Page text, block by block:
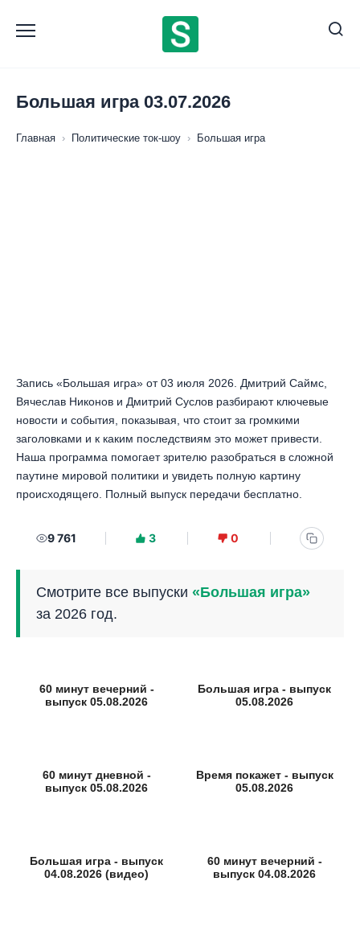
содержанию
Большая игра 03.07.2026
Главная › Политические ток-шоу › Большая игра
Запись «Большая игра» от 03 июля 2026. Дмитрий Саймс,
Вячеслав Никонов и Дмитрий Суслов разбирают ключевые
новости и события, показывая, что стоит за громкими
заголовками и к каким последствиям это может привести.
Наша программа помогает зрителю разобраться в сложной
паутине мировой политики и увидеть полную картину
происходящего. Полный выпуск передачи бесплатно.
9 761 3 0
Смотрите все выпуски «Большая игра»
за 2026 год.
60 минут вечерний -
выпуск 05.08.2026
Большая игра - выпуск
05.08.2026
60 минут дневной -
выпуск 05.08.2026
Время покажет - выпуск
05.08.2026
Большая игра - выпуск
04.08.2026 (видео)
60 минут вечерний -
выпуск 04.08.2026